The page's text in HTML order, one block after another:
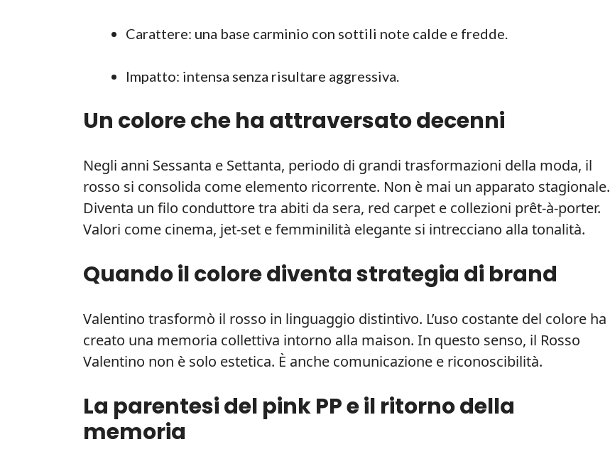
Carattere: una base carminio con sottili note calde e fredde.
Impatto: intensa senza risultare aggressiva.
Un colore che ha attraversato decenni
Negli anni Sessanta e Settanta, periodo di grandi trasformazioni della moda, il
rosso si consolida come elemento ricorrente. Non è mai un apparato stagionale.
Diventa un filo conduttore tra abiti da sera, red carpet e collezioni prêt-à-porter.
Valori come cinema, jet-set e femminilità elegante si intrecciano alla tonalità.
Quando il colore diventa strategia di brand
Valentino trasformò il rosso in linguaggio distintivo. L’uso costante del colore ha
creato una memoria collettiva intorno alla maison. In questo senso, il Rosso
Valentino non è solo estetica. È anche comunicazione e riconoscibilità.
La parentesi del pink PP e il ritorno della
memoria